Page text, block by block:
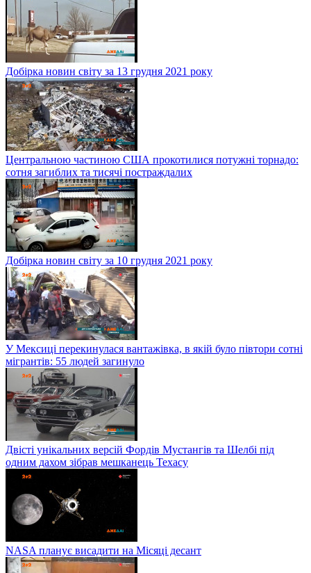
Добірка новин світу за 13 грудня 2021 року
Центральною частиною США прокотилися потужні торнадо:
сотня загиблих та тисячі постраждалих
Добірка новин світу за 10 грудня 2021 року
У Мексиці перекинулася вантажівка, в якій було півтори сотні
мігрантів: 55 людей загинуло
Двісті унікальних версій Фордів Мустангів та Шелбі під
одним дахом зібрав мешканець Техасу
NASA планує висадити на Місяці десант